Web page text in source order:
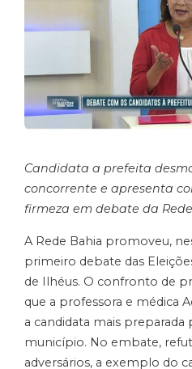
Candidata a prefeita
concorrente e apresenta
firmeza em debate da
A Rede Bahia promoveu,
primeiro debate das
de Ilhéus. O confronto de
que a professora e médica
a candidata mais preparada
município. No embate,
adversários, a exemplo do